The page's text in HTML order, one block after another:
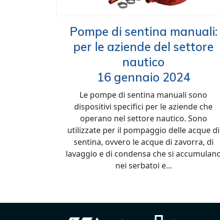
Pompe di sentina manuali:
per le aziende del settore
nautico
16 gennaio 2024
Le pompe di sentina manuali sono
dispositivi specifici per le aziende che
operano nel settore nautico. Sono
utilizzate per il pompaggio delle acque di
sentina, ovvero le acque di zavorra, di
lavaggio e di condensa che si
nei serbatoi e...